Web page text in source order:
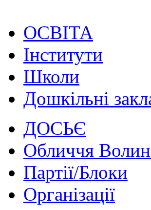
ОСВІТА
Інститути
Школи
Дошкільні
ДОСЬЄ
Обличчя
Партії/Блоки
Організації